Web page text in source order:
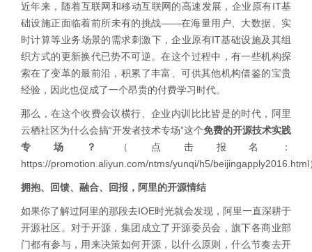
近年来，随着互联网和移动互联网的高速发展，企业原有IT基
础设施正面临着前所未有的挑战——在海量用户、大数据、实
时计算等业务场景的需求刺激下，企业原有IT基础设施及其组
织方式的更新换代已势不可逆。在这个过程中，有一些机构探
索在了变革的最前沿，积累了丰富、可供其他机构借鉴的宝贵
经验，因此也促成了一个昂贵的付费学习时代。
那么，在这个收费会议横行、企业内训比比皆是的时代，阿里
云栖社区为什么会搞“开发者技术专场”这个免费的开源技术实践
专场？
（点击报名：
https://promotion.aliyun.com/ntms/yunqi/h5/beijingapply2016.html
拥抱、回馈、融合、回报，阿里的开源情结
如果你了解过阿里的那段去IOE时光就会发现，阿里一直深耕于
开源社区。对于开源，集团成立了开源委员会，旗下各商业部
门都有参与，用来决策如何开源，以什么原则，什么节奏去开